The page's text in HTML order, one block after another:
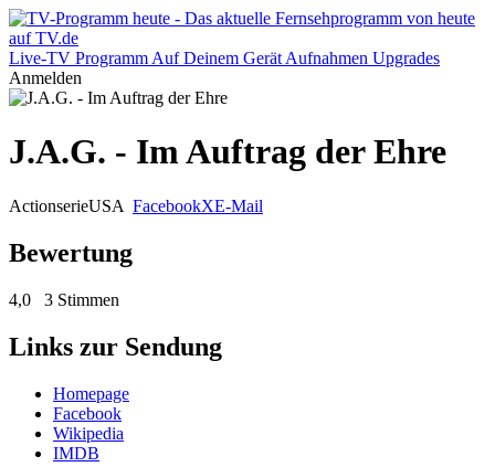
Live-TV Programm Auf Deinem Gerät Aufnahmen Upgrades
Anmelden
J.A.G. - Im Auftrag der Ehre
ActionserieUSA FacebookXE-Mail
Bewertung
4,0 3 Stimmen
Links zur Sendung
Homepage
Facebook
Wikipedia
IMDB